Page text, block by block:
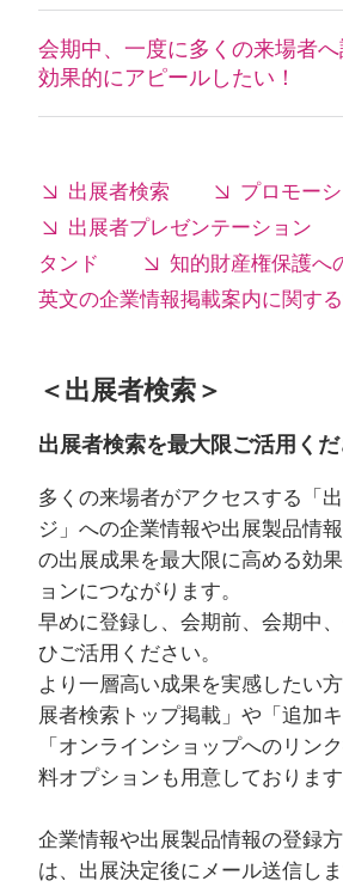
会期中、一度に多くの来場者
効果的にアピールしたい！
出展者検索
プロモー
出展者プレゼンテーション
タンド
知的財産権保護へ
英文の企業情報掲載案内に関す
＜出展者検索＞
出展者検索を最大限ご活用くだ
多くの来場者がアクセスする「
ジ」への企業情報や出展製品情
の出展成果を最大限に高める効
ョンにつながります。
早めに登録し、会期前、会期中
ひご活用ください。
より一層高い成果を実感したい
展者検索トップ掲載」や「追加キ
「オンラインショップへのリン
料オプションも用意しております
企業情報や出展製品情報の登録
は、出展決定後にメール送信し